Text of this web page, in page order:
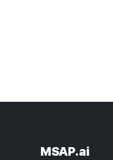
MSAP.ai